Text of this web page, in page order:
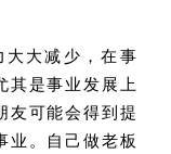
大大减少，在事
其是事业发展上
友可能会得到提
业。自己做老板